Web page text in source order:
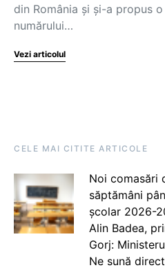
din România și și-a propus
numărului…
Vezi articolul
CELE MAI CITITE ARTICOLE
Noi comasări
săptămâni
școlar 2026-
Alin Badea,
Gorj:
Ne sună